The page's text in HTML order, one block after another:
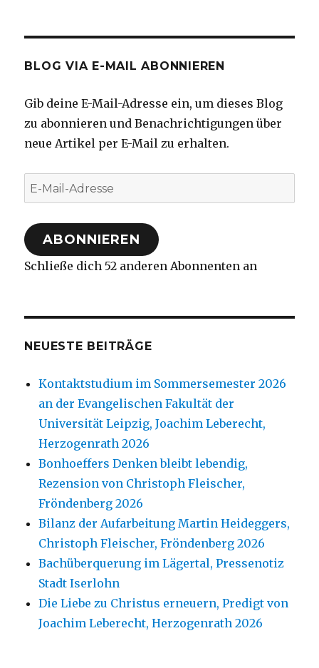
BLOG VIA E-MAIL ABONNIEREN
Gib deine E-Mail-Adresse ein, um dieses Blog
zu abonnieren und Benachrichtigungen über
neue Artikel per E-Mail zu erhalten.
E-
Mail-
Adresse
ABONNIEREN
Schließe dich 52 anderen Abonnenten an
NEUESTE BEITRÄGE
Kontaktstudium im Sommersemester 2026
an der Evangelischen Fakultät der
Universität Leipzig, Joachim Leberecht,
Herzogenrath 2026
Bonhoeffers Denken bleibt lebendig,
Rezension von Christoph Fleischer,
Fröndenberg 2026
Bilanz der Aufarbeitung Martin Heideggers,
Christoph Fleischer, Fröndenberg 2026
Bachüberquerung im Lägertal, Pressenotiz
Stadt Iserlohn
Die Liebe zu Christus erneuern, Predigt von
Joachim Leberecht, Herzogenrath 2026